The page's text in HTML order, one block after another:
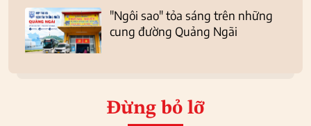
"Ngôi sao" tỏa sáng trên những
cung đường Quảng Ngãi
Đừng bỏ lỡ